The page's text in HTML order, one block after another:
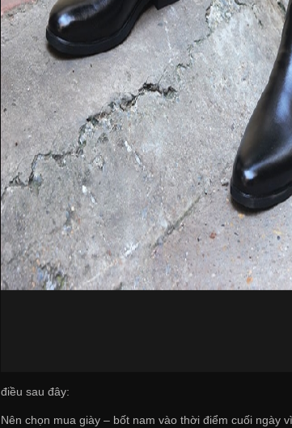
điều sau đây:
Nên chọn mua giày – bốt nam vào thời điểm cuối ngày